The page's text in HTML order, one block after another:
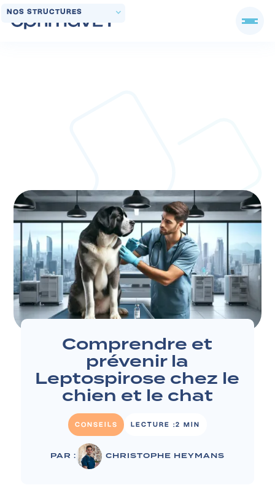
NOS STRUCTURES
Comprendre et
prévenir la
Leptospirose chez le
chien et le chat
CONSEILS LECTURE :2 MIN
PAR : CHRISTOPHE HEYMANS